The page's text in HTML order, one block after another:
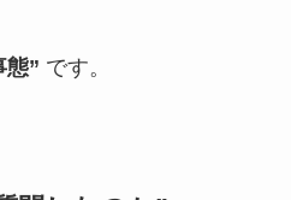
態” です。